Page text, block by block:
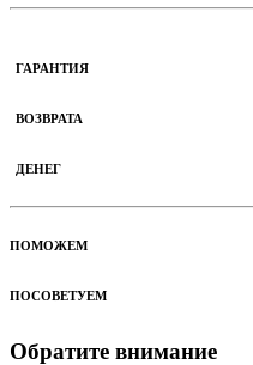
ГАРАНТИЯ
ВОЗВРАТА
ДЕНЕГ
ПОМОЖЕМ
ПОСОВЕТУЕМ
Обратите внимание